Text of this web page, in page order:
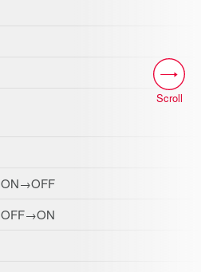
ON→OFF
OFF→ON
Scroll